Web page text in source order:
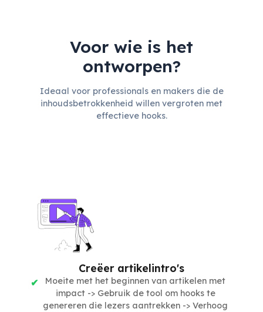
Voor wie is het
ontworpen?
Ideaal voor professionals en makers die de
inhoudsbetrokkenheid willen vergroten met
effectieve hooks.
Creëer artikelintro's
Moeite met het beginnen van artikelen met
impact -> Gebruik de tool om hooks te
genereren die lezers aantrekken -> Verhoog